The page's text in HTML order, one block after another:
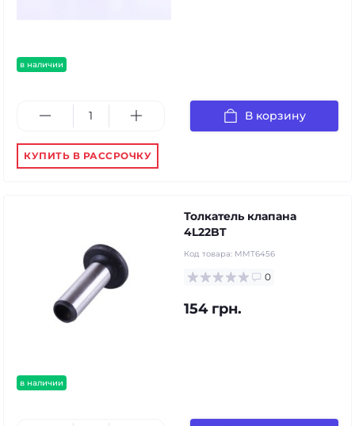
в наличии
В корзину
КУПИТЬ В РАССРОЧКУ
в наличии
Толкатель клапана
4L22BT
Код товара: MMT6456
0
154 грн.